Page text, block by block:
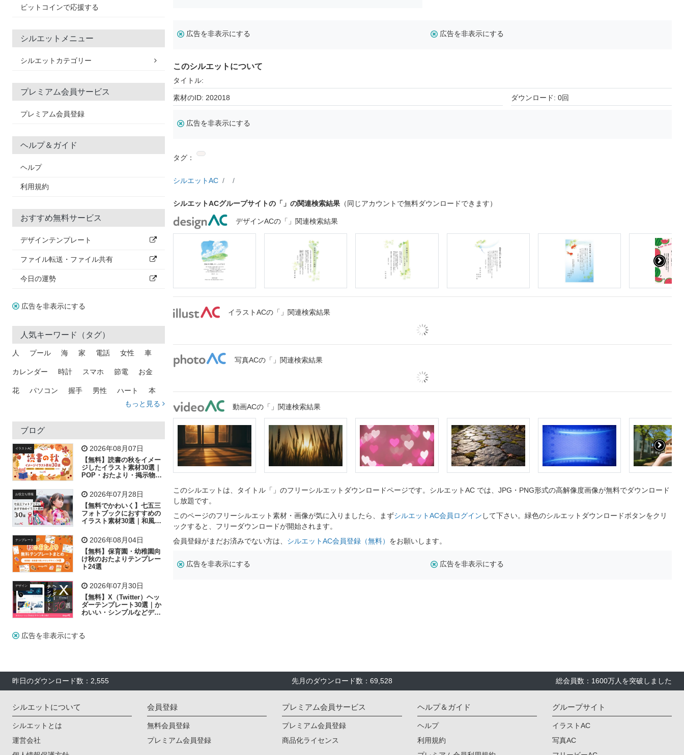
ビットコインで応援する
シルエットメニュー
シルエットカテゴリー
プレミアム会員サービス
プレミアム会員登録
ヘルプ＆ガイド
ヘルプ
利用規約
おすすめ無料サービス
デザインテンプレート
ファイル転送・ファイル共有
今日の運勢
広告を非表示にする
人気キーワード（タグ）
人 プール 海 家 電話 女性 車
カレンダー 時計 スマホ 節電 お金
花 パソコン 握手 男性 ハート 本
トラック 木
吹き出し
飛行機 グラフ ビル 魚 家族 書類
歩く 工場 会社 太陽 キラキラ
子供 作業員 葉 相談 ピクトグラム
もっと見る
ブログ
イラストAC 2026年08月07日
【無料】読書の秋をイメー
ジしたイラスト素材30選｜
POP・おたより・掲示物に
お役立ち情報 2026年07月28日
【無料でかわいく】七五三
フォトブックにおすすめの
イラスト素材30選｜和風の
テンプレート 2026年08月04日
【無料】保育園・幼稚園向
け秋のおたよりテンプレー
ト24選
デザイン 2026年07月30日
【無料】X（Twitter）ヘッ
ダーテンプレート30選｜か
わいい・シンプルなどデザ
広告を非表示にする
広告を非表示にする 広告を非表示にする
このシルエットについて
タイトル:
素材のID: 202018 ダウンロード: 0回
広告を非表示にする
タグ：
シルエットAC
シルエットACグループサイトの「」の関連検索結果 （同じアカウントで無料ダウンロードできます）
デザインACの「」関連検索結果
イラストACの「」関連検索結果
写真ACの「」関連検索結果
動画ACの「」関連検索結果
このシルエットは、タイトル「」のフリーシルエットダウンロードページです。シルエットAC では、JPG・PNG形式の高解像度画像が無料でダウンロード
し放題です。
このページのフリーシルエット素材・画像が気に入りましたら、まずシルエットAC会員ログイン して下さい。緑色のシルエットダウンロードボタンをクリ
ックすると、フリーダウンロードが開始されます。
会員登録がまだお済みでない方は、 シルエットAC会員登録（無料） をお願いします。
広告を非表示にする 広告を非表示にする
昨日のダウンロード数：2,555 先月のダウンロード数：69,528 総会員数：1600万人を突破しました
シルエットについて
シルエットとは
運営会社
会員登録
無料会員登録
プレミアム会員登録
プレミアム会員サービス
プレミアム会員登録
商品化ライセンス
ヘルプ＆ガイド
ヘルプ
利用規約
グループサイト
イラストAC
写真AC